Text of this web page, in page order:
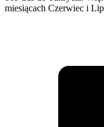
miesiącach Czerwiec i